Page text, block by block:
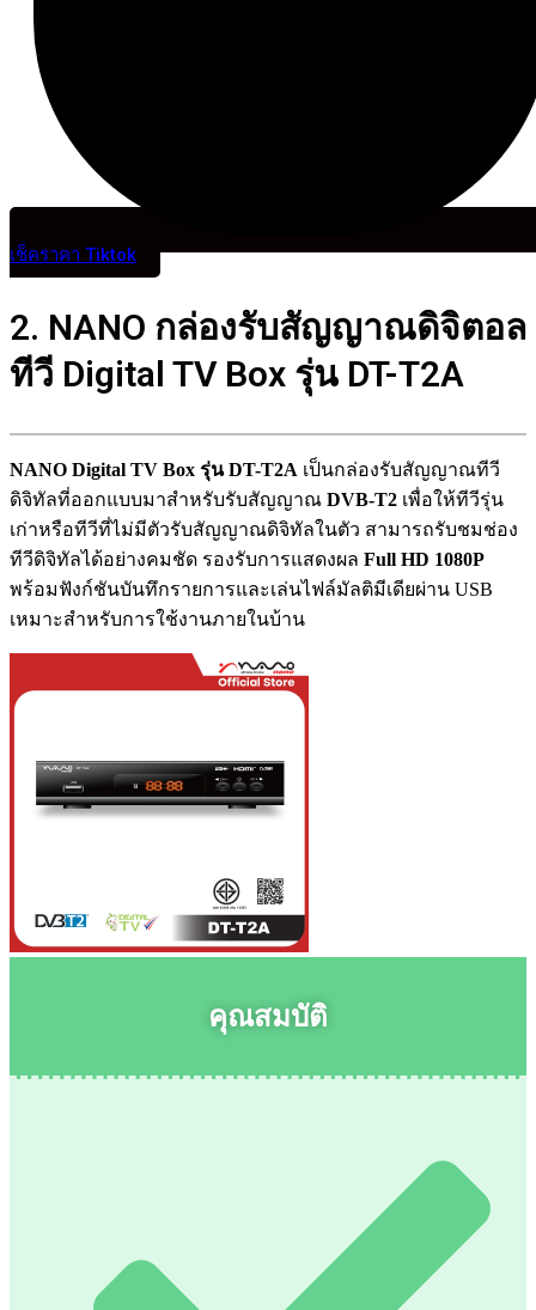
เช็คราคา Tiktok
2. NANO กล่องรับสัญญาณดิจิตอล
ทีวี Digital TV Box รุ่น DT-T2A
NANO Digital TV Box รุ่น DT-T2A เป็นกล่องรับสัญญาณทีวี
ดิจิทัลที่ออกแบบมาสำหรับรับสัญญาณ DVB-T2 เพื่อให้ทีวีรุ่น
เก่าหรือทีวีที่ไม่มีตัวรับสัญญาณดิจิทัลในตัว สามารถรับชมช่อง
ทีวีดิจิทัลได้อย่างคมชัด รองรับการแสดงผล Full HD 1080P
พร้อมฟังก์ชันบันทึกรายการและเล่นไฟล์มัลติมีเดียผ่าน USB
เหมาะสำหรับการใช้งานภายในบ้าน
คุณสมบัติ